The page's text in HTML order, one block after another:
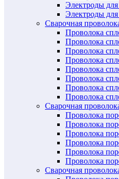
Электроды
Электроды
Сварочная
Проволока
Проволока
Проволока
Проволока
Проволока
Проволока
Проволока
Проволока
Сварочная
Проволока
Проволока
Проволока
Проволока
Проволока
Проволока
Сварочная